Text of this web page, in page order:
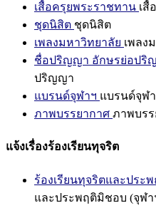
เสื้อครุยพระราชทาน เสื้
ชุดนิสิต ชุดนิสิต
เพลงมหาวิทยาลัย เพลง
ชื่อปริญญา อักษรย่อปริ
ปริญญา
แบรนด์จุฬาฯ แบรนด์จุฬ
ภาพบรรยากาศ ภาพบร
แจ้งเรื่องร้องเรียนทุจริต
ร้องเรียนทุจริตและประ
และประพฤติมิชอบ (จุฬา